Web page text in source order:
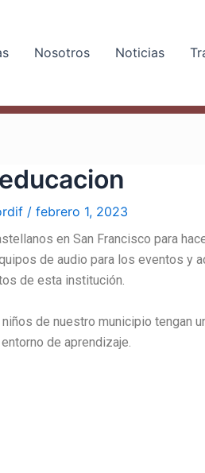
Nosotros Noticias
/ febrero 1, 2023
en San Francisco para
de audio para los eventos y
de esta institución.
de nuestro municipio tengan
de aprendizaje.